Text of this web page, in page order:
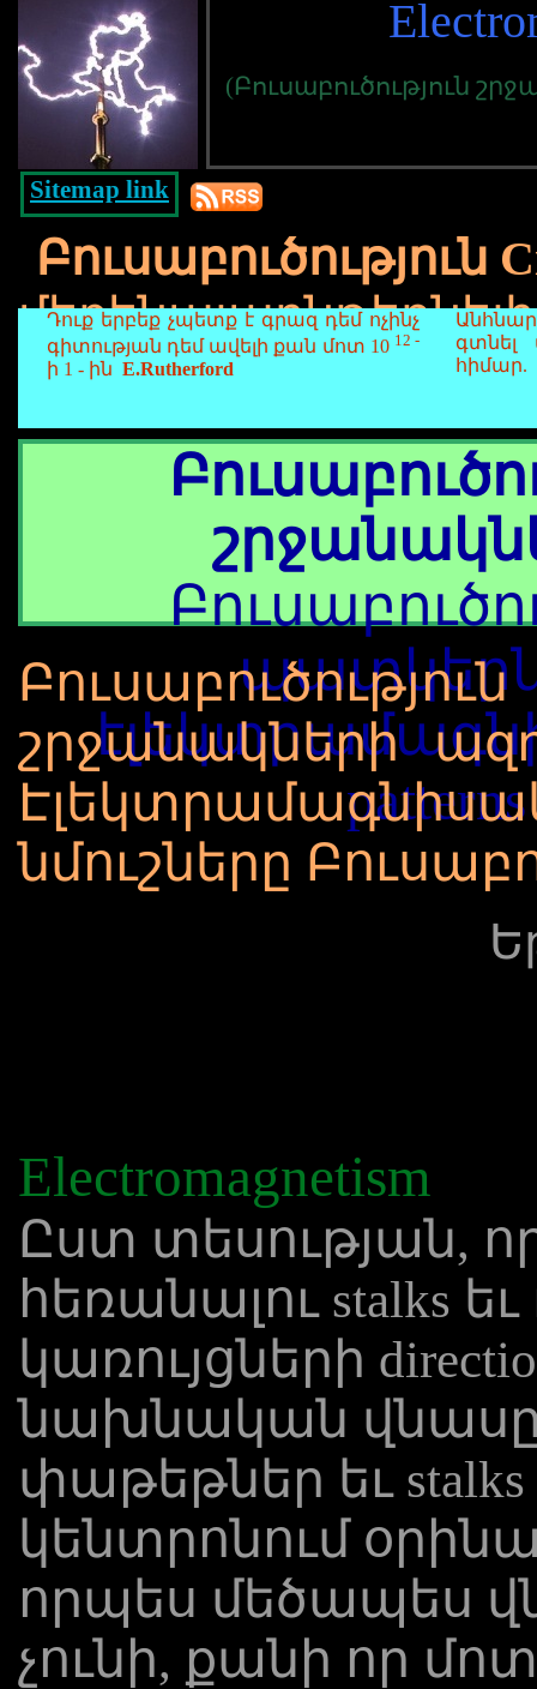
(Բուսաբուծություն
Sitemap link
Բուսաբուծություն
Դուք երբեք չպետք է գրազ դեմ ոչինչ
գիտության դեմ ավելի քան մոտ 10 12 -
ի 1 - ին E.Rutherford
գտնել
հիմար.
patterns
Բուսաբուծություն
շրջանակների
նմուշները
Electromagnetism
Ըստ տեսության,
հեռանալու stalks
կառույցների
նախնական վնասը
փաթեթներ եւ
կենտրոնում
որպես մեծապես
չունի, քանի որ